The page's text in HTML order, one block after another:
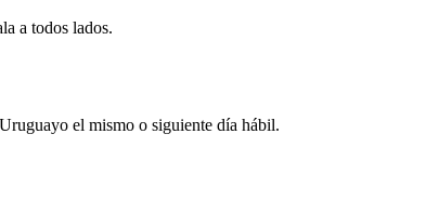
a todos lados.
el mismo o siguiente día hábil.